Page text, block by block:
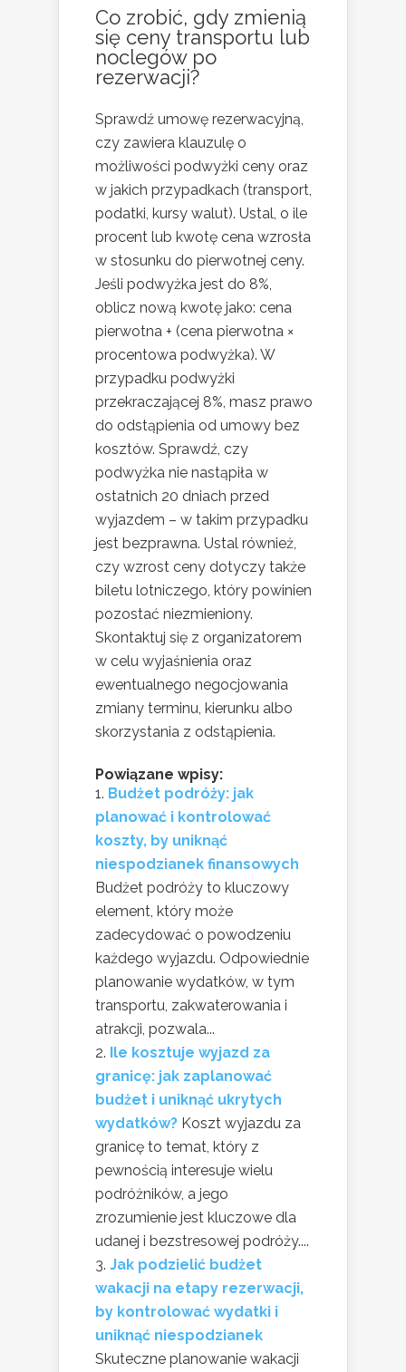
Co zrobić, gdy zmienią
się ceny transportu lub
noclegów po
rezerwacji?
Sprawdź umowę rezerwacyjną,
czy zawiera klauzulę o
możliwości podwyżki ceny oraz
w jakich przypadkach (transport,
podatki, kursy walut). Ustal, o ile
procent lub kwotę cena wzrosła
w stosunku do pierwotnej ceny.
Jeśli podwyżka jest do 8%,
oblicz nową kwotę jako: cena
pierwotna + (cena pierwotna ×
procentowa podwyżka). W
przypadku podwyżki
przekraczającej 8%, masz prawo
do odstąpienia od umowy bez
kosztów. Sprawdź, czy
podwyżka nie nastąpiła w
ostatnich 20 dniach przed
wyjazdem – w takim przypadku
jest bezprawna. Ustal również,
czy wzrost ceny dotyczy także
biletu lotniczego, który powinien
pozostać niezmieniony.
Skontaktuj się z organizatorem
w celu wyjaśnienia oraz
ewentualnego negocjowania
zmiany terminu, kierunku albo
skorzystania z odstąpienia.
Powiązane wpisy:
Budżet podróży: jak
planować i kontrolować
koszty, by uniknąć
niespodzianek finansowych
Budżet podróży to kluczowy
element, który może
zadecydować o powodzeniu
każdego wyjazdu. Odpowiednie
planowanie wydatków, w tym
transportu, zakwaterowania i
atrakcji, pozwala...
Ile kosztuje wyjazd za
granicę: jak zaplanować
budżet i uniknąć ukrytych
wydatków? Koszt wyjazdu za
granicę to temat, który z
pewnością interesuje wielu
podróżników, a jego
zrozumienie jest kluczowe dla
udanej i bezstresowej podróży....
Jak podzielić budżet
wakacji na etapy rezerwacji,
by kontrolować wydatki i
uniknąć niespodzianek
Skuteczne planowanie wakacji